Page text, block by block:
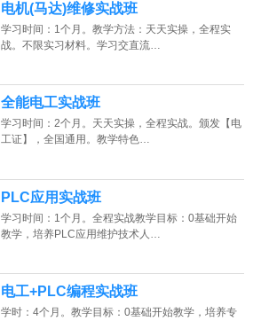
电机(马达)维修实战班
学习时间：1个月。教学方法：天天实操，全程实
战。不限实习材料。学习交直流…
全能电工实战班
学习时间：2个月。天天实操，全程实战。颁发【电
工证】，全国通用。教学特色…
PLC应用实战班
学习时间：1个月。全程实战教学目标：0基础开始
教学，培养PLC应用维护技术人…
电工+PLC编程实战班
学时：4个月。教学目标：0基础开始教学，培养专